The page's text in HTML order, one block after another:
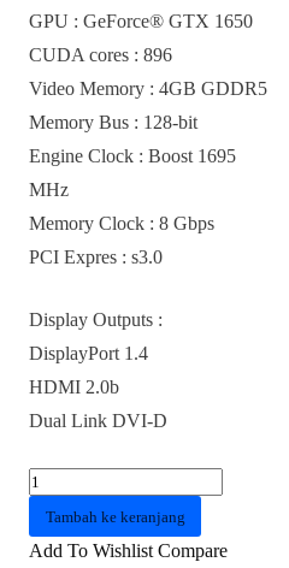
GPU : GeForce® GTX 1650
CUDA cores : 896
Video Memory : 4GB GDDR5
Memory Bus : 128-bit
Engine Clock : Boost 1695
MHz
Memory Clock : 8 Gbps
PCI Expres : s3.0
Display Outputs :
DisplayPort 1.4
HDMI 2.0b
Dual Link DVI-D
Kuantitas
VGA
ZOTAC
Tambah ke keranjang
Add To Wishlist Compare